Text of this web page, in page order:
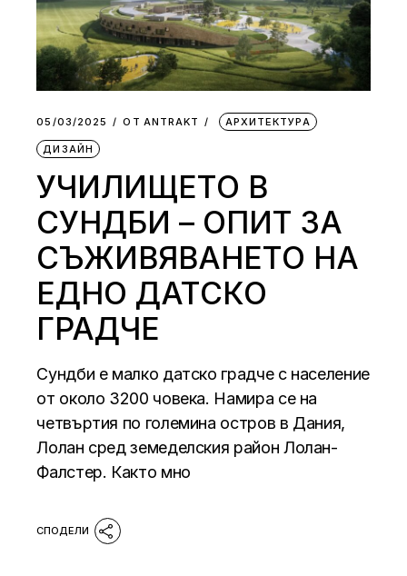
05/03/2025 ОТ АNTRAKT АРХИТЕКТУРА
ДИЗАЙН
УЧИЛИЩЕТО В
СУНДБИ – ОПИТ ЗА
СЪЖИВЯВАНЕТО НА
ЕДНО ДАТСКО
ГРАДЧЕ
Сундби е малко датско градче с население
от около 3200 човека. Намира се на
четвъртия по големина остров в Дания,
Лолан сред земеделския район Лолан-
Фалстер. Както мно